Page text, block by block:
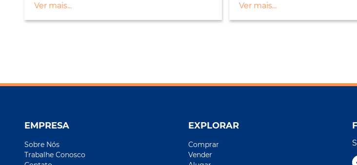
Ver mais...
Ver mais...
EMPRESA
Sobre Nós
Trabalhe Conosco
EXPLORAR
Comprar
Vender